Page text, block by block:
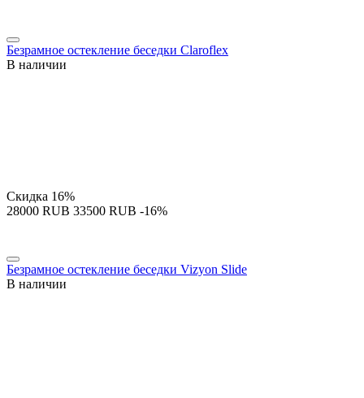
Безрамное остекление беседки Claroflex
В наличии
Скидка 16%
‍28000‍ RUB ‍33500‍ RUB -16%
Безрамное остекление беседки Vizyon Slide
В наличии